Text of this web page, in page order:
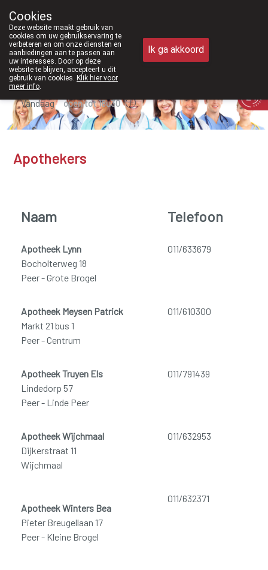
011/610300
Vandaag open tot 18u30
Apothekers
Naam Telefoon
Apotheek Lynn
Bocholterweg 18
Peer - Grote Brogel
011/633679
Apotheek Meysen Patrick
Markt 21 bus 1
Peer - Centrum
011/610300
Apotheek Truyen Els
Lindedorp 57
Peer - Linde Peer
011/791439
Apotheek Wijchmaal
Dijkerstraat 11
Wijchmaal
011/632953
Apotheek Winters Bea
Pieter Breugellaan 17
Peer - Kleine Brogel
011/632371
Cookies
Deze website maakt gebruik van
cookies om uw gebruikservaring te
verbeteren en om onze diensten en
aanbiedingen aan te passen aan
uw interesses. Door op deze
website te blijven, accepteert u dit
gebruik van cookies. Klik hier voor
meer info.
Ik ga akkoord